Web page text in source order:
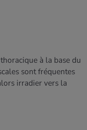
à la base du
sont fréquentes
irradier vers la